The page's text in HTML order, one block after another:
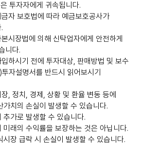
투자자에게 귀속됩니다.
자 보호법에 따라 예금보호공사가
시장법에 의해 신탁업자에게 안전하게
니다.
하시기 전에 투자대상, 판매방법 및 보수
자설명서를 반드시 읽어보시기
, 정치, 경제, 상황 및 환율 변동 등에
가치의 손실이 발생할 수 있습니다.
추가로 발생할 수 있습니다.
미래의 수익률을 보장하는 것은 아닙니다.
시장 급락 시 손실이 발생할 수 있습니다.